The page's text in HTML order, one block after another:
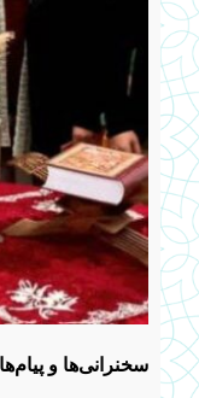
سخنرانی‌ها و پیام‌ها